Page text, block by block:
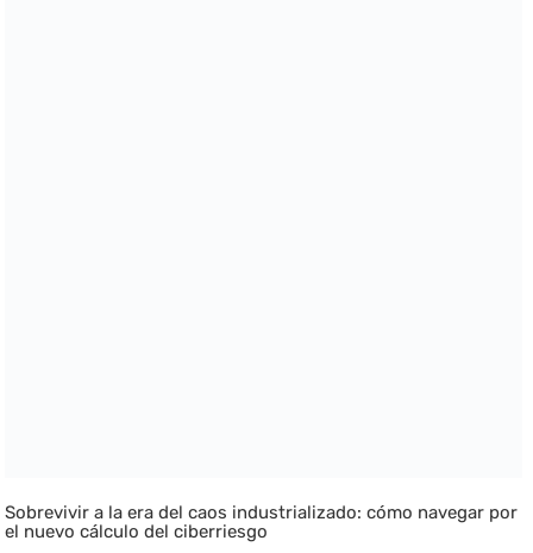
Sobrevivir a la era del caos industrializado: cómo navegar por
el nuevo cálculo del ciberriesgo